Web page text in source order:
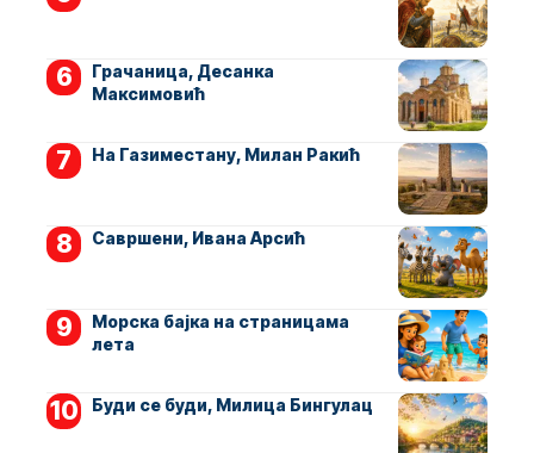
Грачаница, Десанка
Максимовић
На Газиместану, Милан Ракић
Савршени, Ивана Арсић
Морска бајка на страницама
лета
Буди се буди, Милица Бингулац